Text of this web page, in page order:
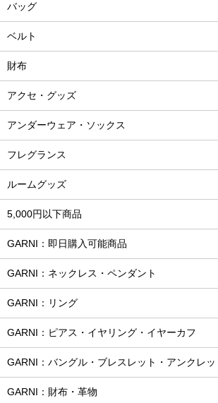
バッグ
ベルト
財布
アクセ・グッズ
アンダーウェア・ソックス
フレグランス
ルームグッズ
5,000円以下商品
GARNI：即日購入可能商品
GARNI：ネックレス・ペンダント
GARNI：リング
GARNI：ピアス・イヤリング・イヤーカフ
GARNI：バングル・ブレスレット・アンクレッ
GARNI：財布・革物